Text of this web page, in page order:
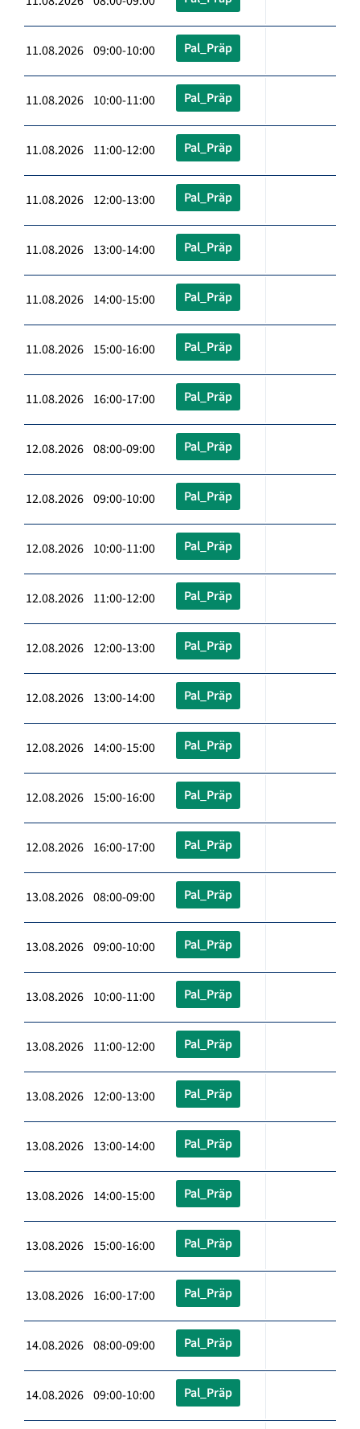
11.08.2026 09:00-10:00 Pal_Präp
11.08.2026 10:00-11:00 Pal_Präp
11.08.2026 11:00-12:00 Pal_Präp
11.08.2026 12:00-13:00 Pal_Präp
11.08.2026 13:00-14:00 Pal_Präp
11.08.2026 14:00-15:00 Pal_Präp
11.08.2026 15:00-16:00 Pal_Präp
11.08.2026 16:00-17:00 Pal_Präp
12.08.2026 08:00-09:00 Pal_Präp
12.08.2026 09:00-10:00 Pal_Präp
12.08.2026 10:00-11:00 Pal_Präp
12.08.2026 11:00-12:00 Pal_Präp
12.08.2026 12:00-13:00 Pal_Präp
12.08.2026 13:00-14:00 Pal_Präp
12.08.2026 14:00-15:00 Pal_Präp
12.08.2026 15:00-16:00 Pal_Präp
12.08.2026 16:00-17:00 Pal_Präp
13.08.2026 08:00-09:00 Pal_Präp
13.08.2026 09:00-10:00 Pal_Präp
13.08.2026 10:00-11:00 Pal_Präp
13.08.2026 11:00-12:00 Pal_Präp
13.08.2026 12:00-13:00 Pal_Präp
13.08.2026 13:00-14:00 Pal_Präp
13.08.2026 14:00-15:00 Pal_Präp
13.08.2026 15:00-16:00 Pal_Präp
13.08.2026 16:00-17:00 Pal_Präp
14.08.2026 08:00-09:00 Pal_Präp
14.08.2026 09:00-10:00 Pal_Präp